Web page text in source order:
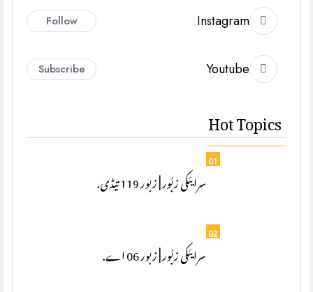
Instagram
Follow
Youtube
Subscribe
Hot Topics
01
سرایئکی زبُور | زبور 119 تیڈی.
02
سرایئکی زبُور | زبور 06 اے.